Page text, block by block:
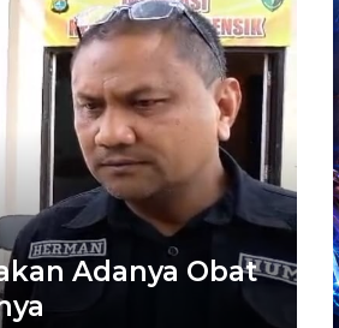
Adanya Obat